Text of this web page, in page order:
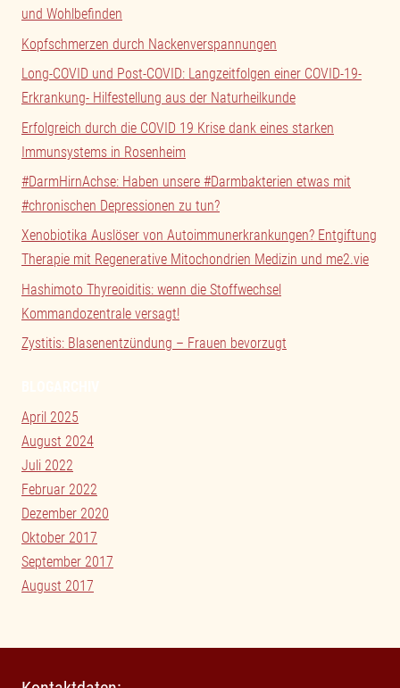
und Wohlbefinden
Kopfschmerzen durch Nackenverspannungen
Long-COVID und Post-COVID: Langzeitfolgen einer COVID-19-
Erkrankung- Hilfestellung aus der Naturheilkunde
Erfolgreich durch die COVID 19 Krise dank eines starken
Immunsystems in Rosenheim
#DarmHirnAchse: Haben unsere #Darmbakterien etwas mit
#chronischen Depressionen zu tun?
Xenobiotika Auslöser von Autoimmunerkrankungen? Entgiftung
Therapie mit Regenerative Mitochondrien Medizin und me2.vie
Hashimoto Thyreoiditis: wenn die Stoffwechsel
Kommandozentrale versagt!
Zystitis: Blasenentzündung – Frauen bevorzugt
April 2025
August 2024
Juli 2022
Februar 2022
Dezember 2020
Oktober 2017
September 2017
August 2017